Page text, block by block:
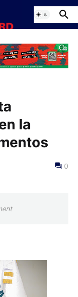
la
0